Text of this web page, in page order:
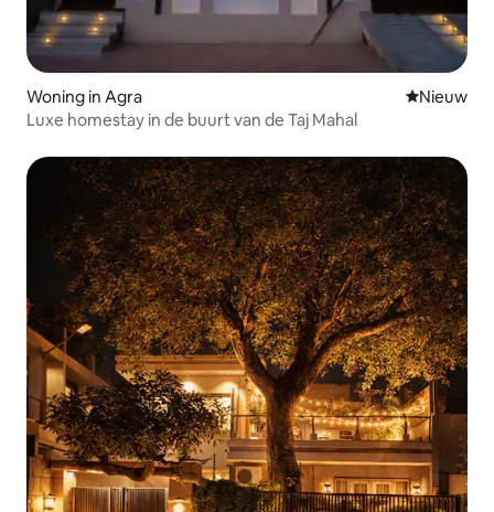
Woning in Agra Nieuwe
Nieuw
Luxe homestay in de buurt van de Taj Mahal